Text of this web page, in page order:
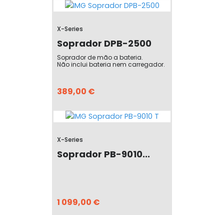
X-Series
Soprador DPB-2500
Soprador de mão a bateria.
Não inclui bateria nem carregador.
389,00 €
X-Series
Soprador PB-9010...
1 099,00 €